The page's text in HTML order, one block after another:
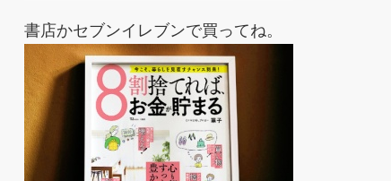
書店かセブンイレブンで買ってね。